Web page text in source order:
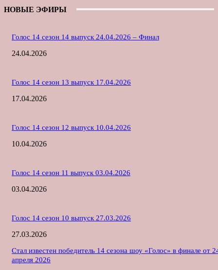
НОВЫЕ ЭФИРЫ
Голос 14 сезон 14 выпуск 24.04.2026 – Финал
24.04.2026
Голос 14 сезон 13 выпуск 17.04.2026
17.04.2026
Голос 14 сезон 12 выпуск 10.04.2026
10.04.2026
Голос 14 сезон 11 выпуск 03.04.2026
03.04.2026
Голос 14 сезон 10 выпуск 27.03.2026
27.03.2026
Стал известен победитель 14 сезона шоу «Голос» в финале от
апреля 2026